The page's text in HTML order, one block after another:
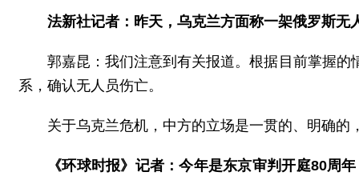
法新社记者：昨天，乌克兰方面称一架俄罗斯
郭嘉昆：我们注意到有关报道。根据目前掌握
系，确认无人员伤亡。
关于乌克兰危机，中方的立场是一贯的、明确
《环球时报》记者：今年是东京审判开庭80周